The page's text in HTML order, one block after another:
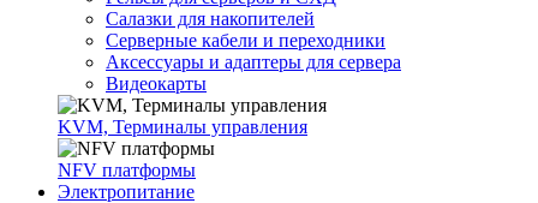
Салазки для накопителей
Серверные кабели и переходники
Аксессуары и адаптеры для сервера
Видеокарты
KVM, Терминалы управления
NFV платформы
Электропитание